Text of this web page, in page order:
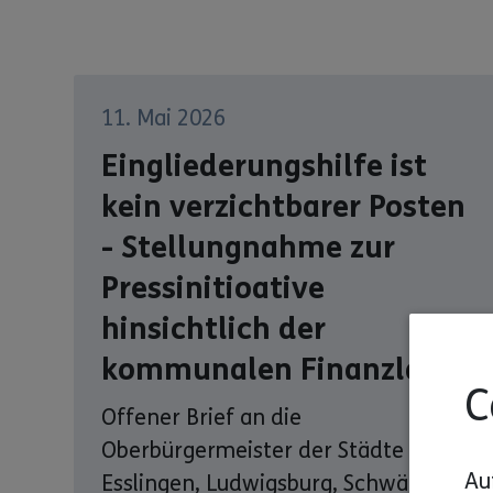
11. Mai 2026
Eingliederungshilfe ist
kein verzichtbarer Posten
- Stellungnahme zur
Pressinitioative
hinsichtlich der
kommunalen Finanzlage
Offener Brief an die
Oberbürgermeister der Städte
Esslingen, Ludwigsburg, Schwäbisch